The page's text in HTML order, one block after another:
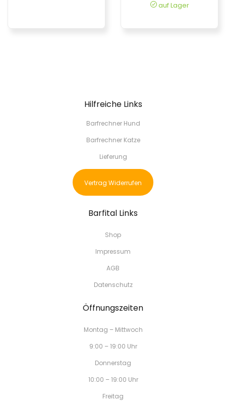
auf Lager
Hilfreiche Links
Barfrechner Hund
Barfrechner Katze
Lieferung
Vertrag Widerrufen
Barfital Links
Shop
Impressum
AGB
Datenschutz
Öffnungszeiten
Montag – Mittwoch
9:00 – 19:00 Uhr
Donnerstag
10:00 – 19:00 Uhr
Freitag